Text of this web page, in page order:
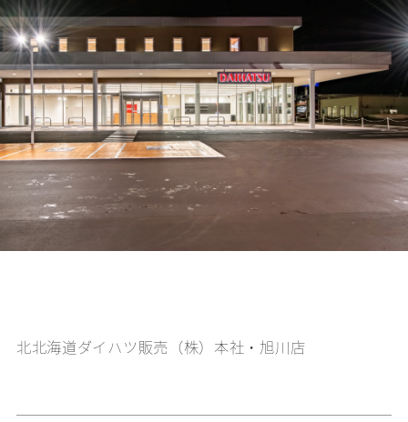
北北海道ダイハツ販売（株）本社・旭川店